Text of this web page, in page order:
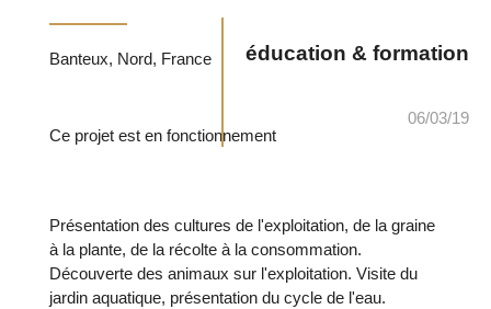
06/03/19
éducation & formation
Banteux, Nord, France
Ce projet est en fonctionnement
Présentation des cultures de l'exploitation, de la graine
à la plante, de la récolte à la consommation.
Découverte des animaux sur l'exploitation. Visite du
jardin aquatique, présentation du cycle de l'eau.